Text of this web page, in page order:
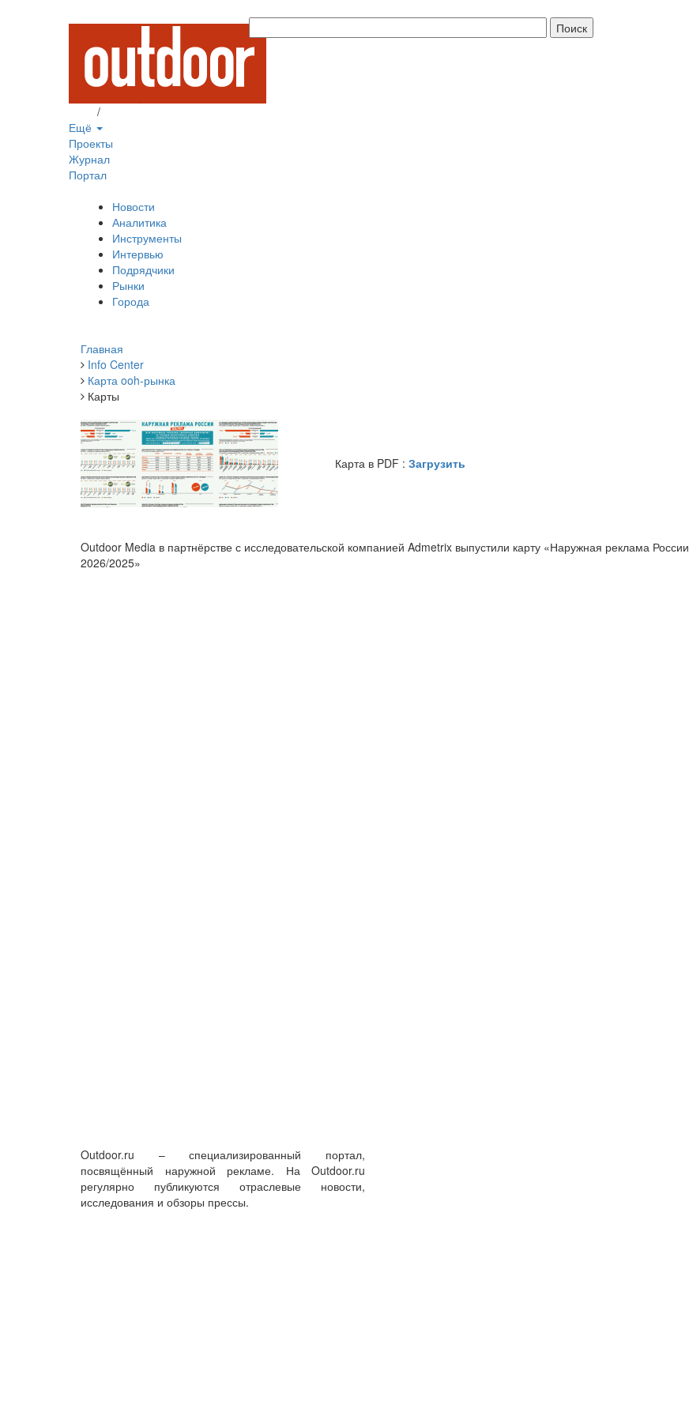
/
Ещё
Проекты
Журнал
Портал
Новости
Аналитика
Инструменты
Интервью
Подрядчики
Рынки
Города
Главная
Info Center
Карта ooh-рынка
Карты
Карта в PDF : Загрузить
Outdoor Media в партнёрстве с исследовательской компанией Admetrix выпустили карту «Наружная реклама России
2026/2025»
Outdoor.ru – специализированный портал,
посвящённый наружной рекламе. На Outdoor.ru
регулярно публикуются отраслевые новости,
исследования и обзоры прессы.